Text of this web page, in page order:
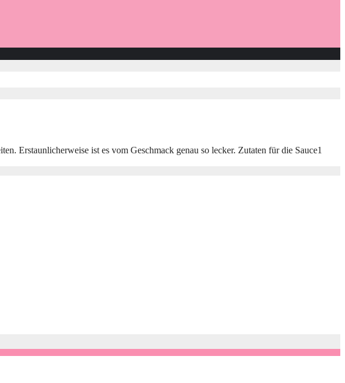
Erstaunlicherweise ist es vom Geschmack genau so lecker. Zutaten für die Sauce1